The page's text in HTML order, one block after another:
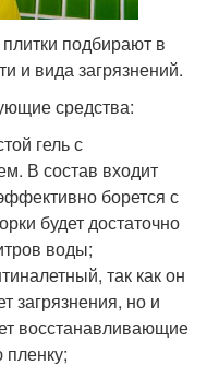
подбирают в
и вида загрязнений.
средства:
гель с
В состав входит
борется с
будет достаточно
воды;
так как он
загрязнения, но и
восстанавливающие
пленку;